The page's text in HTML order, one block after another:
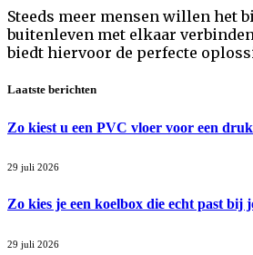
Steeds meer mensen willen het
buitenleven met elkaar
biedt hiervoor de perfecte
Laatste berichten
Zo kiest u een PVC vloer voor een
29 juli 2026
Zo kies je een koelbox die echt past bij
29 juli 2026